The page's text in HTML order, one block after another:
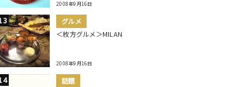
2008年9月16日
グルメ
＜枚方グルメ＞MILAN
2008年9月16日
話題